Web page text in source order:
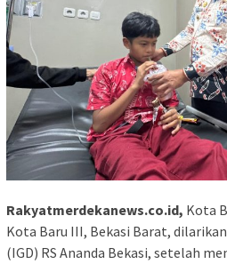
Rakyatmerdekanews.co.id, Kota
Kota Baru III, Bekasi Barat,
(IGD) RS Ananda Bekasi, setelah